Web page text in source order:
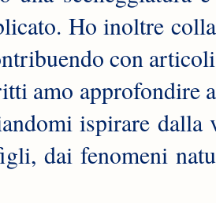
Ho inoltre
con
amo approfondire
ispirare
dai fenomeni